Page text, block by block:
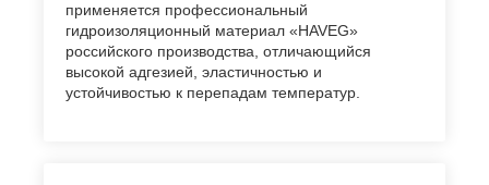
применяется профессиональный
гидроизоляционный материал «HAVEG»
российского производства, отличающийся
высокой адгезией, эластичностью и
устойчивостью к перепадам температур.